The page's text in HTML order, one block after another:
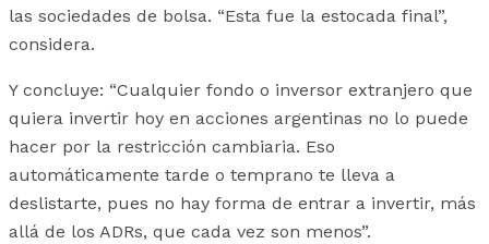
las sociedades de bolsa. “Esta fue la estocada final”,
considera.
Y concluye: “Cualquier fondo o inversor extranjero que
quiera invertir hoy en acciones argentinas no lo puede
hacer por la restricción cambiaria. Eso
automáticamente tarde o temprano te lleva a
deslistarte, pues no hay forma de entrar a invertir, más
allá de los ADRs, que cada vez son menos”.